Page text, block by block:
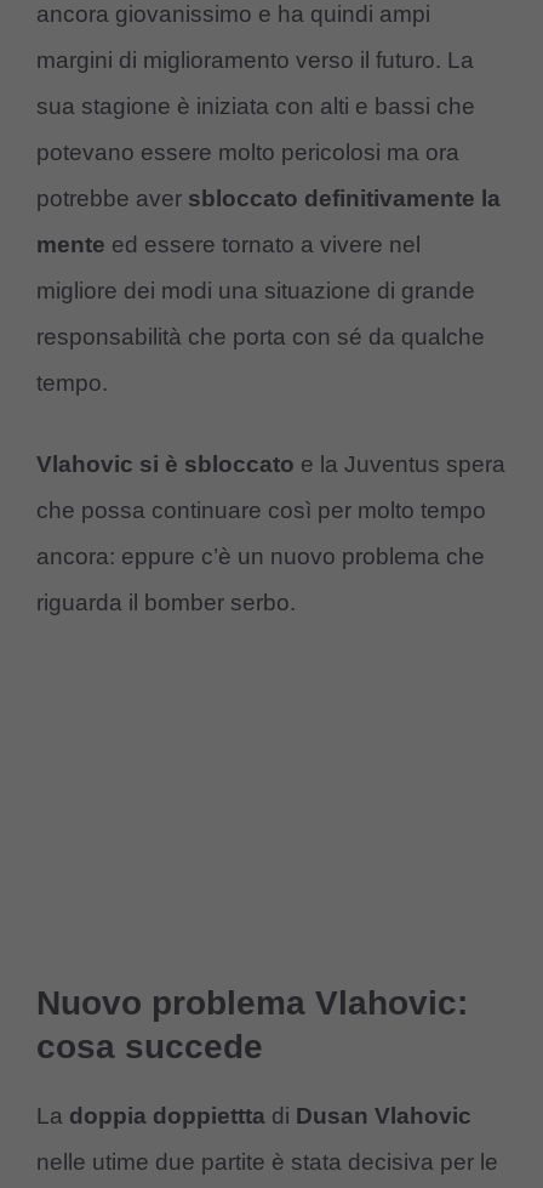
ancora giovanissimo e ha quindi ampi
margini di miglioramento verso il futuro. La
sua stagione è iniziata con alti e bassi che
potevano essere molto pericolosi ma ora
potrebbe aver sbloccato definitivamente la
mente ed essere tornato a vivere nel
migliore dei modi una situazione di grande
responsabilità che porta con sé da qualche
tempo.
Vlahovic si è sbloccato e la Juventus spera
che possa continuare così per molto tempo
ancora: eppure c’è un nuovo problema che
riguarda il bomber serbo.
Nuovo problema Vlahovic:
cosa succede
La doppia doppiettta di Dusan Vlahovic
nelle utime due partite è stata decisiva per le